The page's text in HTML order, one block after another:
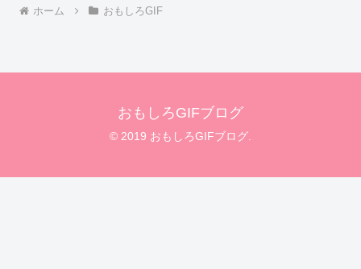
ホーム おもしろGIF
おもしろGIFブログ
© 2019 おもしろGIFブログ.